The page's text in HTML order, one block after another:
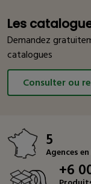
Les
Demandez
catalogues
Consulter ou
5
Agences
+6